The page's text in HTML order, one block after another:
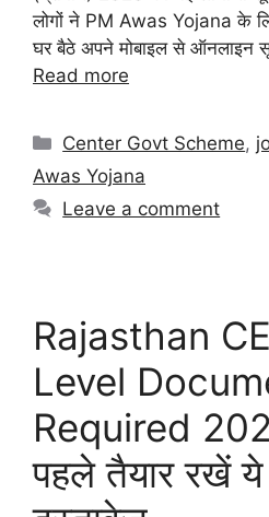
लोगों ने PM Awas Yojana के
घर बैठे अपने मोबाइल से ऑनलाइन
Read more
Center Govt Scheme,
Awas Yojana
Leave a comment
Rajasthan
Level
Required
पहले तैयार रखें